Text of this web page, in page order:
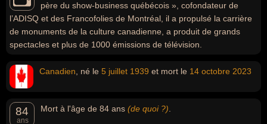
père du show-business québécois », cofondateur de
l’ADISQ et des Francofolies de Montréal, il a propulsé la carrière
de monuments de la culture canadienne, a produit de grands
spectacles et plus de 1000 émissions de télévision.
Canadien , né le 5 juillet 1939 et mort le 14 octobre 2023
84
ans
Mort à l'âge de 84 ans (de quoi ?)